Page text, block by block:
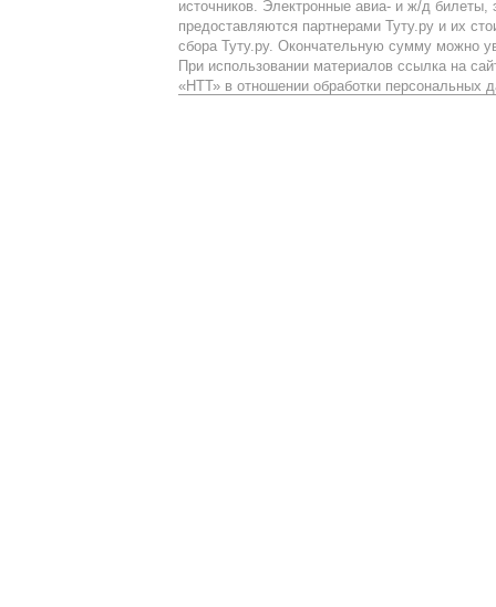
источников. Электронные авиа- и ж/д билеты,
предоставляются партнерами Туту.ру и их
сбора Туту.ру. Окончательную сумму можно
При использовании материалов ссылка на
«НТТ» в отношении обработки персональных